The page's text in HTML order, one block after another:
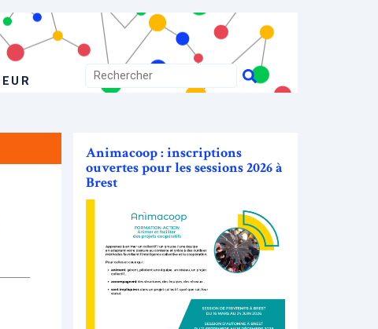
Animacoop : inscriptions
ouvertes pour les sessions 2026 à
Brest